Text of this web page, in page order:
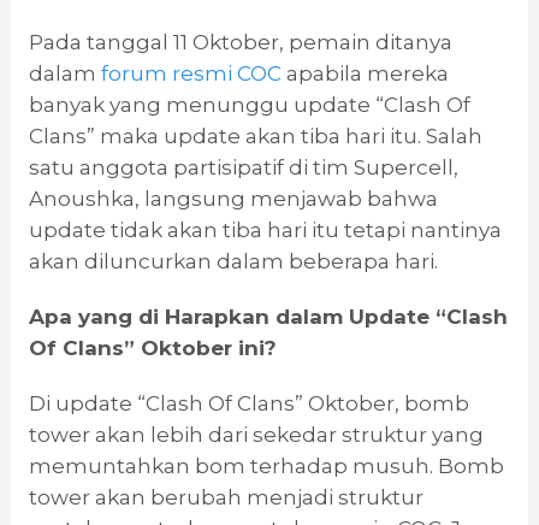
Pada tanggal 11 Oktober, pemain ditanya
dalam forum resmi COCapabila mereka
banyak yang menunggu update “Clash Of
Clans” maka update akan tiba hari itu. Salah
satu anggota partisipatif di tim Supercell,
Anoushka, langsung menjawab bahwa
update tidak akan tiba hari itu tetapi nantinya
akan diluncurkan dalam beberapa hari.
Apa yang di Harapkan dalam Update “Clash
Of Clans” Oktober ini?
Di update “Clash Of Clans” Oktober, bomb
tower akan lebih dari sekedar struktur yang
memuntahkan bom terhadap musuh. Bomb
tower akan berubah menjadi struktur